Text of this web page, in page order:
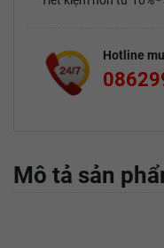
Hotline
Mô tả sản